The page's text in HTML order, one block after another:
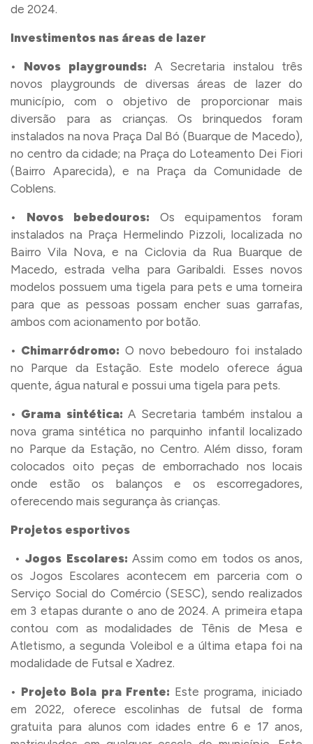
de 2024.
Investimentos nas áreas de lazer
• Novos playgrounds: A Secretaria instalou três
novos playgrounds de diversas áreas de lazer do
município, com o objetivo de proporcionar mais
diversão para as crianças. Os brinquedos foram
instalados na nova Praça Dal Bó (Buarque de Macedo),
no centro da cidade; na Praça do Loteamento Dei Fiori
(Bairro Aparecida), e na Praça da Comunidade de
Coblens.
• Novos bebedouros: Os equipamentos foram
instalados na Praça Hermelindo Pizzoli, localizada no
Bairro Vila Nova, e na Ciclovia da Rua Buarque de
Macedo, estrada velha para Garibaldi. Esses novos
modelos possuem uma tigela para pets e uma torneira
para que as pessoas possam encher suas garrafas,
ambos com acionamento por botão.
• Chimarródromo: O novo bebedouro foi instalado
no Parque da Estação. Este modelo oferece água
quente, água natural e possui uma tigela para pets.
• Grama sintética: A Secretaria também instalou a
nova grama sintética no parquinho infantil localizado
no Parque da Estação, no Centro. Além disso, foram
colocados oito peças de emborrachado nos locais
onde estão os balanços e os escorregadores,
oferecendo mais segurança às crianças.
Projetos esportivos
• Jogos Escolares: Assim como em todos os anos,
os Jogos Escolares acontecem em parceria com o
Serviço Social do Comércio (SESC), sendo realizados
em 3 etapas durante o ano de 2024. A primeira etapa
contou com as modalidades de Tênis de Mesa e
Atletismo, a segunda Voleibol e a última etapa foi na
modalidade de Futsal e Xadrez.
• Projeto Bola pra Frente: Este programa, iniciado
em 2022, oferece escolinhas de futsal de forma
gratuita para alunos com idades entre 6 e 17 anos,